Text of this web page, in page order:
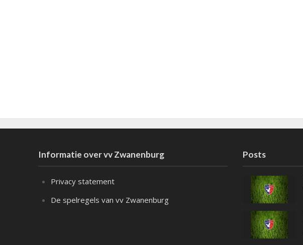
Informatie over vv Zwanenburg
Privacy statement
De spelregels van vv Zwanenburg
Posts